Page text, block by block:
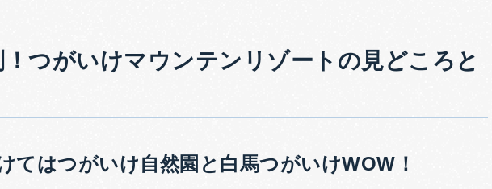
つがいけマウンテンリゾートの見どころと
てはつがいけ自然園と 白馬つがいけWOW！